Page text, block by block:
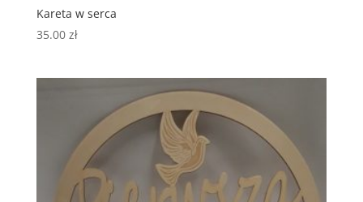
Kareta w serca
35.00 zł